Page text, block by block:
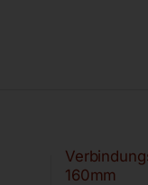
160mm